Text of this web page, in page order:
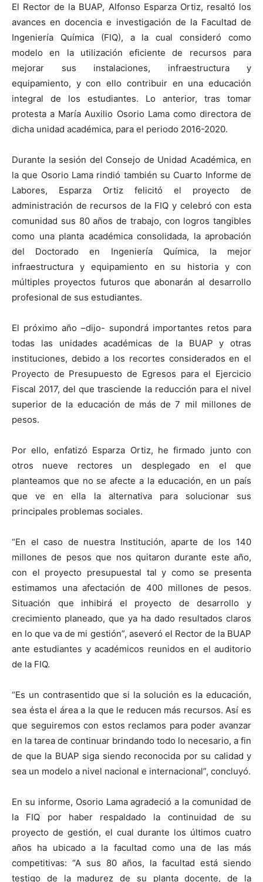
El Rector de la BUAP, Alfonso Esparza Ortiz, resaltó los
avances en docencia e investigación de la Facultad de
Ingeniería Química (FIQ), a la cual consideró como
modelo en la utilización eficiente de recursos para
mejorar sus instalaciones, infraestructura y
equipamiento, y con ello contribuir en una educación
integral de los estudiantes. Lo anterior, tras tomar
protesta a María Auxilio Osorio Lama como directora de
dicha unidad académica, para el periodo 2016-2020.
Durante la sesión del Consejo de Unidad Académica, en
la que Osorio Lama rindió también su Cuarto Informe de
Labores, Esparza Ortiz felicitó el proyecto de
administración de recursos de la FIQ y celebró con esta
comunidad sus 80 años de trabajo, con logros tangibles
como una planta académica consolidada, la aprobación
del Doctorado en Ingeniería Química, la mejor
infraestructura y equipamiento en su historia y con
múltiples proyectos futuros que abonarán al desarrollo
profesional de sus estudiantes.
El próximo año –dijo- supondrá importantes retos para
todas las unidades académicas de la BUAP y otras
instituciones, debido a los recortes considerados en el
Proyecto de Presupuesto de Egresos para el Ejercicio
Fiscal 2017, del que trasciende la reducción para el nivel
superior de la educación de más de 7 mil millones de
pesos.
Por ello, enfatizó Esparza Ortiz, he firmado junto con
otros nueve rectores un desplegado en el que
planteamos que no se afecte a la educación, en un país
que ve en ella la alternativa para solucionar sus
principales problemas sociales.
“En el caso de nuestra Institución, aparte de los 140
millones de pesos que nos quitaron durante este año,
con el proyecto presupuestal tal y como se presenta
estimamos una afectación de 400 millones de pesos.
Situación que inhibirá el proyecto de desarrollo y
crecimiento planeado, que ya ha dado resultados claros
en lo que va de mi gestión”, aseveró el Rector de la BUAP
ante estudiantes y académicos reunidos en el auditorio
de la FIQ.
“Es un contrasentido que si la solución es la educación,
sea ésta el área a la que le reducen más recursos. Así es
que seguiremos con estos reclamos para poder avanzar
en la tarea de continuar brindando todo lo necesario, a fin
de que la BUAP siga siendo reconocida por su calidad y
sea un modelo a nivel nacional e internacional”, concluyó.
En su informe, Osorio Lama agradeció a la comunidad de
la FIQ por haber respaldado la continuidad de su
proyecto de gestión, el cual durante los últimos cuatro
años ha ubicado a la facultad como una de las más
competitivas: “A sus 80 años, la facultad está siendo
testigo de la madurez de su planta docente, de la